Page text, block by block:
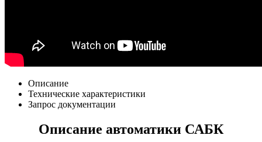
Описание
Технические характеристики
Запрос документации
Описание автоматики САБК